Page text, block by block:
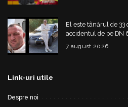
El este tânărul de 33
accidentul de pe DN
7 august 2026
Link-uri utile
Despre noi